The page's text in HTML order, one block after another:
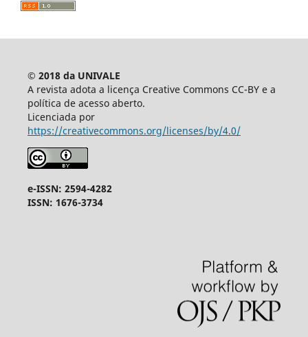
© 2018 da UNIVALE
A revista adota a licença Creative Commons CC-BY e a
política de acesso aberto.
Licenciada por
https://creativecommons.org/licenses/by/4.0/
e-ISSN: 2594-4282
ISSN: 1676-3734